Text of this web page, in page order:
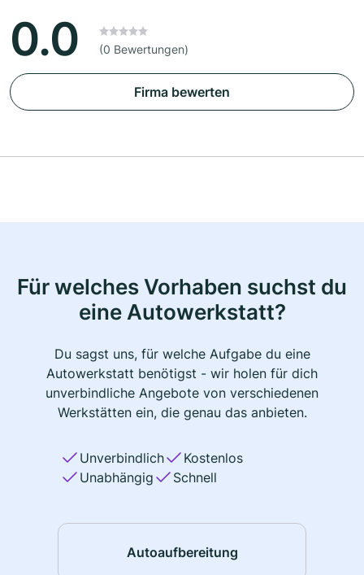
0.0 (0 Bewertungen)
Firma bewerten
Für welches Vorhaben suchst du
eine Autowerkstatt?
Du sagst uns, für welche Aufgabe du eine
Autowerkstatt benötigst - wir holen für dich
unverbindliche Angebote von verschiedenen
Werkstätten ein, die genau das anbieten.
Unverbindlich
Kostenlos
Unabhängig
Schnell
Autoaufbereitung